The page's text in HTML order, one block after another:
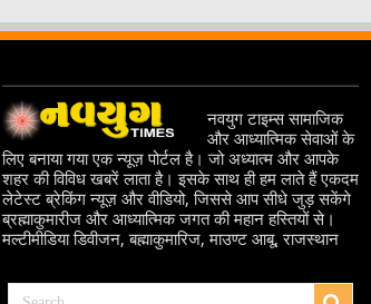
नवयुग टाइम्स सामाजिक
और आध्यात्मिक सेवाओं के
लिए बनाया गया एक न्यूज़ पोर्टल है। जो अध्यात्म और आपके
शहर की विविध खबरें लाता है। इसके साथ ही हम लाते हैं एकदम
लेटेस्ट ब्रेकिंग न्यूज़ और वीडियो, जिससे आप सीधे जुड़ सकेंगे
ब्रह्माकुमारीज और आध्यात्मिक जगत की महान हस्तियों से।
मल्टीमीडिया डिवीजन, बह्माकुमारिज, माउण्ट आबू, राजस्थान